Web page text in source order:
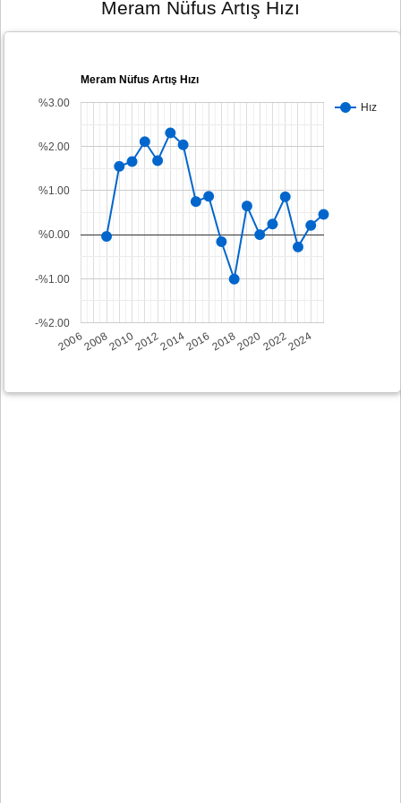
Meram Nüfus Artış Hızı
Meram Nüfus Artış Hızı
Hız
2006200820102012201420162018202020222024
-%2.00
-%1.00
%0.00
%1.00
%2.00
%3.00